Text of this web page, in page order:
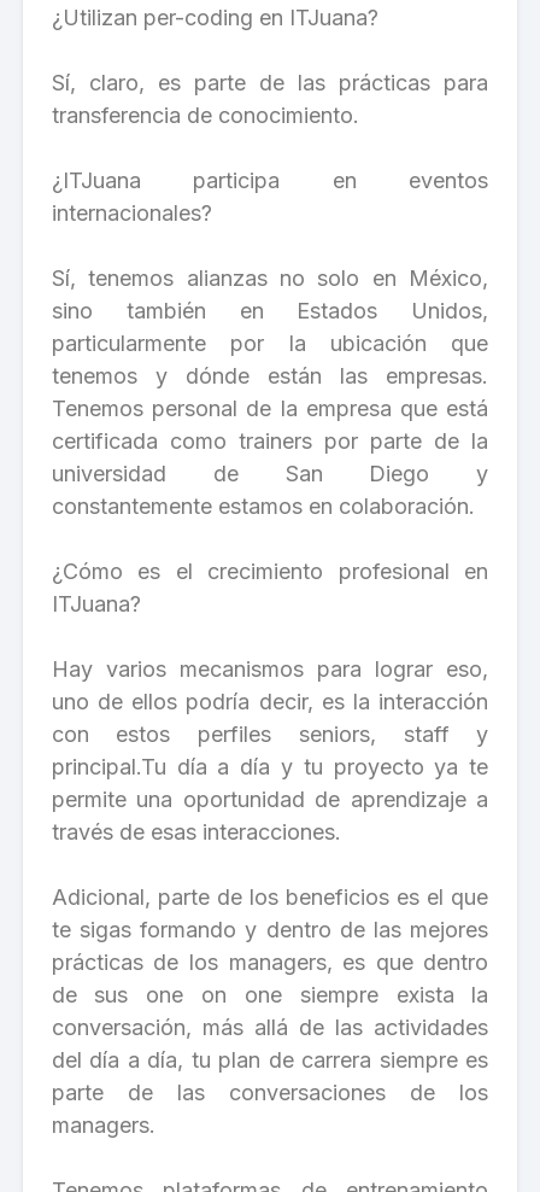
¿Utilizan per-coding en ITJuana?
Sí, claro, es parte de las prácticas para
transferencia de conocimiento.
¿ITJuana participa en eventos
internacionales?
Sí, tenemos alianzas no solo en México,
sino también en Estados Unidos,
particularmente por la ubicación que
tenemos y dónde están las empresas.
Tenemos personal de la empresa que está
certificada como trainers por parte de la
universidad de San Diego y
constantemente estamos en colaboración.
¿Cómo es el crecimiento profesional en
ITJuana?
Hay varios mecanismos para lograr eso,
uno de ellos podría decir, es la interacción
con estos perfiles seniors, staff y
principal.Tu día a día y tu proyecto ya te
permite una oportunidad de aprendizaje a
través de esas interacciones.
Adicional, parte de los beneficios es el que
te sigas formando y dentro de las mejores
prácticas de los managers, es que dentro
de sus one on one siempre exista la
conversación, más allá de las actividades
del día a día, tu plan de carrera siempre es
parte de las conversaciones de los
managers.